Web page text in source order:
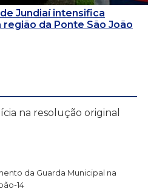
Jundiaí intensifica
da Ponte São João
na resolução original
da Guarda Municipal na
14